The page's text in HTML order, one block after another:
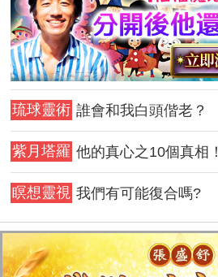
琉球靈術 誰會和我白頭偕老？
紫月塔羅 他的真心之10個真相！
瞑想靈視 我們有可能復合嗎?